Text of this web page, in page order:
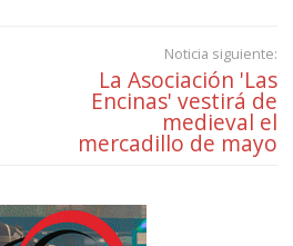
Noticia siguiente:
La Asociación 'Las
Encinas' vestirá de
medieval el
mercadillo de mayo